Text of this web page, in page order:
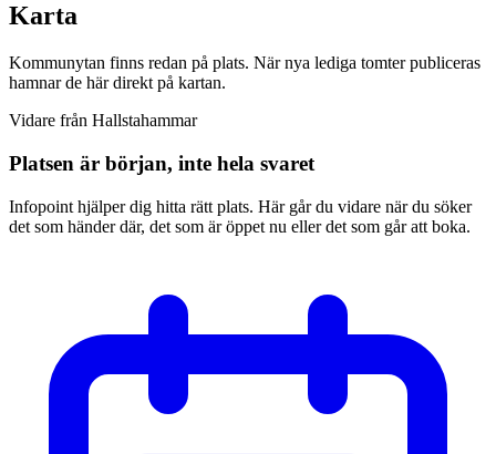
Karta
Kommunytan finns redan på plats. När nya lediga tomter publiceras
hamnar de här direkt på kartan.
Vidare från Hallstahammar
Platsen är början, inte hela svaret
Infopoint hjälper dig hitta rätt plats. Här går du vidare när du söker
det som händer där, det som är öppet nu eller det som går att boka.